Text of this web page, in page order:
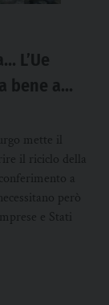
L’Ue
bene a
mette il
il riciclo della
a
però
e Stati